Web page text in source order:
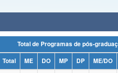
Total de Programas de pós-
Total ME DO MP DP ME/DO